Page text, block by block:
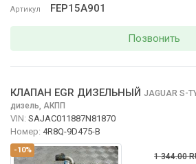
Артикул FEP15A901
Позвонить
-10%
КЛАПАН EGR ДИЗЕЛЬНЫЙ JAGUAR S-
дизель, АКПП
VIN: SAJAC011887N81870
Номер: 4R8Q-9D475-B
1 344.00